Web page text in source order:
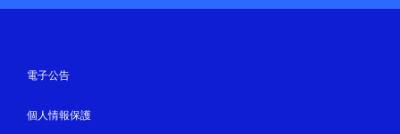
電子公告
個人情報保護